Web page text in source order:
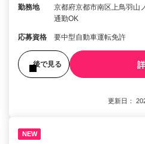
勤務地
京都府京都市南区上鳥羽
通勤OK
応募資格 要中型自動車運転免許
後で見る
更新日：
NEW